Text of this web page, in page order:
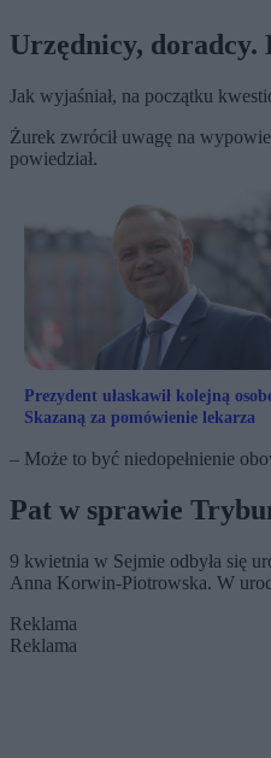
Urzędnicy, doradcy.
Jak wyjaśniał, na początku
Żurek zwrócił uwagę na
powiedział.
Prezydent ułaskawił kolejną
Skazaną za pomówienie lekarza
– Może to być niedopełnienie
Pat w sprawie
9 kwietnia w Sejmie odbyła się
Anna Korwin-Piotrowska. W
Reklama
Reklama